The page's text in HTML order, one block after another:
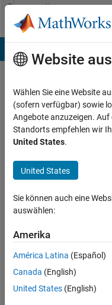
Weiter zum Inhalt
Community
Profile
AL
Last
seen:
fast 3
Jahre
vor
Aktiv
seit
0
Following:
Website
Wählen Sie eine Website
(sofern verfügbar) sowie
Angebote anzuzeigen. Auf
Standorts empfehlen wir
United States.
United States
Sie können auch eine
auswählen:
Amerika
América Latina (Español)
Canada (English)
United States (English)